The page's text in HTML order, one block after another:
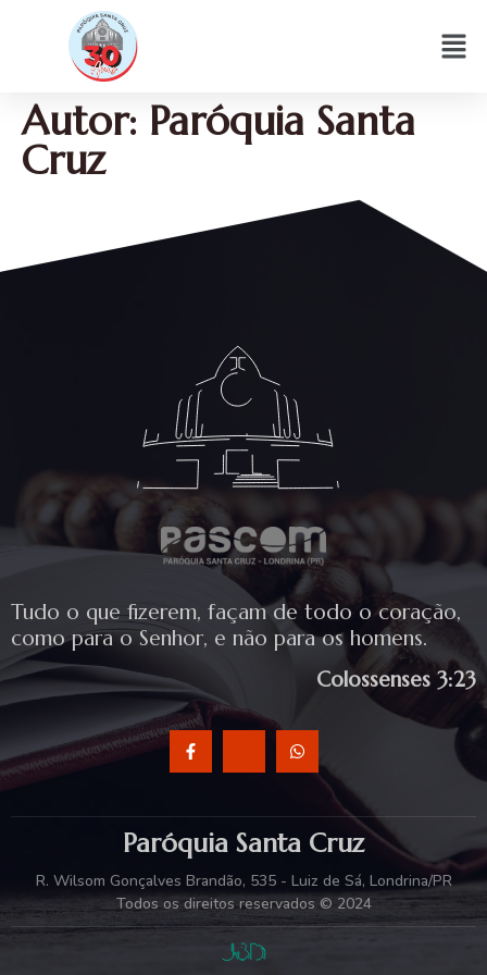
Autor: Paróquia Santa
Cruz
Tudo o que fizerem, façam de todo o coração,
como para o Senhor, e não para os homens.
Colossenses 3:23
Paróquia Santa Cruz
R. Wilsom Gonçalves Brandão, 535 - Luiz de Sá, Londrina/PR
Todos os direitos reservados © 2024